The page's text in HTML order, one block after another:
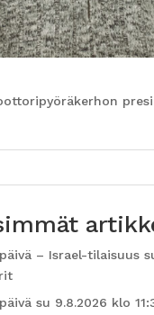
– Israel-tilaisuus
su 9.8.2026 klo